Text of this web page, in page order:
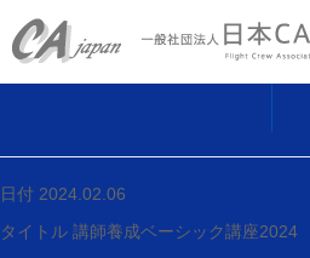
日付 2024.02.06
タイトル 講師養成ベーシック講座2024